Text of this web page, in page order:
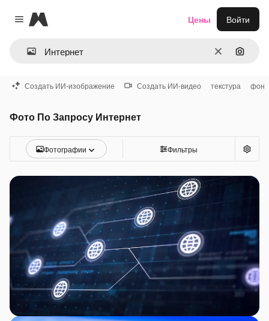
Close menu
Magnific
ОчиститьПоиск
Цены Войти
Создать ИИ-изображение Создать ИИ-видео текстура фон
Фото По Запросу Интернет
Фотографии Фильтры